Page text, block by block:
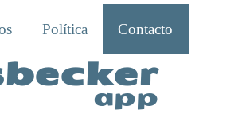
Política Contacto
app